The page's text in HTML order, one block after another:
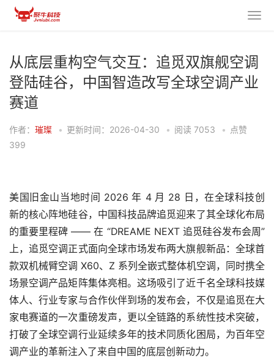
从底层重构空气交互：追觅双旗舰空调
登陆硅谷，中国智造改写全球空调产业
赛道
作者： 璀璨 • 更新时间：2026-04-30 • 阅读 7053 • 点赞
399
美国旧金山当地时间 2026 年 4 月 28 日，在全球科技创
新的核心阵地硅谷，中国科技品牌追觅迎来了其全球化布局
的重要里程碑 —— 在 “DREAME NEXT 追觅硅谷发布会周”
上，追觅空调正式面向全球市场发布两大旗舰新品：全球首
款双机械臂空调 X60、Z 系列全嵌式整体机空调，同时携全
场景空调产品矩阵集体亮相。这场吸引了近千名全球科技媒
体人、行业专家与合作伙伴到场的发布会，不仅是追觅在大
家电赛道的一次重磅发声，更以全链路的系统性技术突破，
打破了全球空调行业延续多年的技术同质化困局，为百年空
调产业的革新注入了来自中国的底层创新动力。